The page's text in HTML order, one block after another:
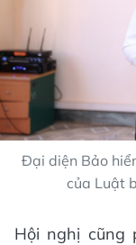
Đại diện Bảo
của Luật
Hội nghị cũng